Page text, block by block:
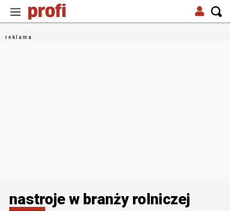
nastroje w branży rolniczej